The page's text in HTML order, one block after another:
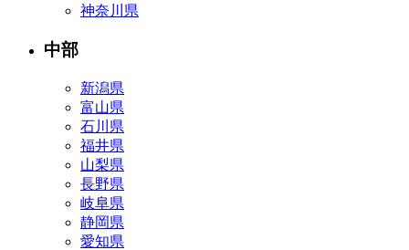
神奈川県
中部
新潟県
富山県
石川県
福井県
山梨県
長野県
岐阜県
静岡県
愛知県